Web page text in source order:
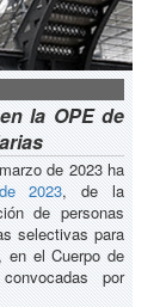
la OPE de
de 2023 ha
2023, de la
de personas
selectivas para
en el Cuerpo de
por